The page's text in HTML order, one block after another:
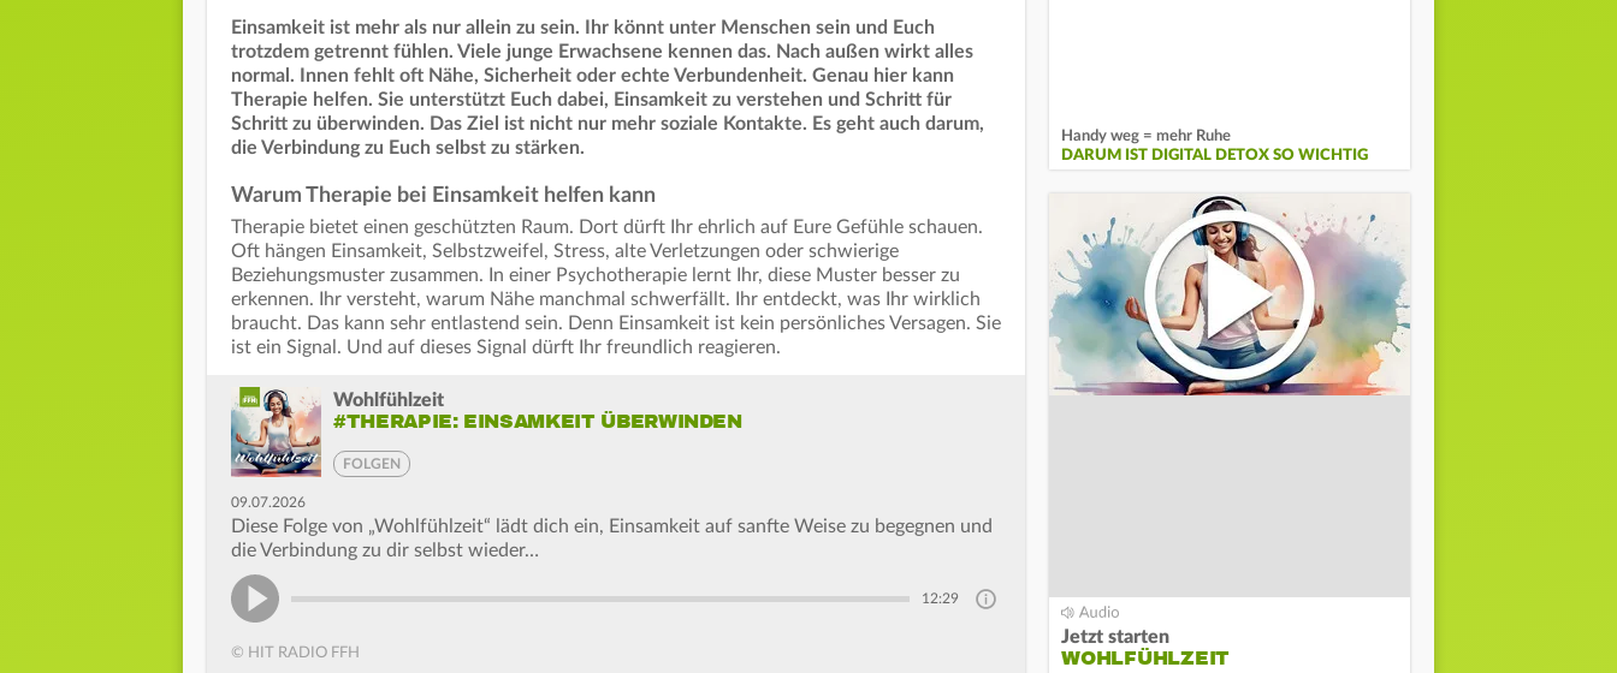
Einsamkeit ist mehr als nur allein zu sein. Ihr könnt unter Menschen sein und Euch
trotzdem getrennt fühlen. Viele junge Erwachsene kennen das. Nach außen wirkt alles
normal. Innen fehlt oft Nähe, Sicherheit oder echte Verbundenheit. Genau hier kann
Therapie helfen. Sie unterstützt Euch dabei, Einsamkeit zu verstehen und Schritt für
Schritt zu überwinden. Das Ziel ist nicht nur mehr soziale Kontakte. Es geht auch darum,
die Verbindung zu Euch selbst zu stärken.
Warum Therapie bei Einsamkeit helfen kann
Therapie bietet einen geschützten Raum. Dort dürft Ihr ehrlich auf Eure Gefühle schauen.
Oft hängen Einsamkeit, Selbstzweifel, Stress, alte Verletzungen oder schwierige
Beziehungsmuster zusammen. In einer Psychotherapie lernt Ihr, diese Muster besser zu
erkennen. Ihr versteht, warum Nähe manchmal schwerfällt. Ihr entdeckt, was Ihr wirklich
braucht. Das kann sehr entlastend sein. Denn Einsamkeit ist kein persönliches Versagen. Sie
ist ein Signal. Und auf dieses Signal dürft Ihr freundlich reagieren.
Wohlfühlzeit
#THERAPIE: EINSAMKEIT ÜBERWINDEN
FOLGEN
09.07.2026
Diese Folge von „Wohlfühlzeit“ lädt dich ein, Einsamkeit auf sanfte Weise zu begegnen und
die Verbindung zu dir selbst wieder…
12:29
© HIT RADIO FFH
Handy weg = mehr Ruhe
DARUM IST DIGITAL DETOX SO WICHTIG
Jetzt starten
WOHLFÜHLZEIT